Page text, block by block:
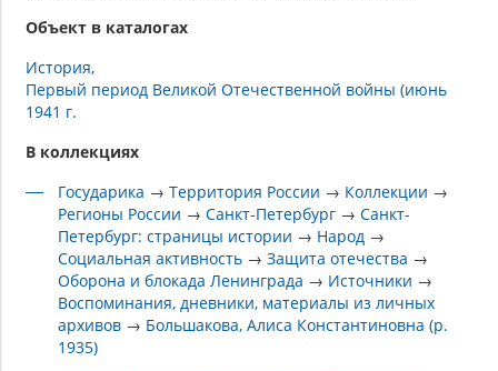
Объект в каталогах
История
Первый период Великой Отечественной войны (июнь
1941 г.
В коллекциях
Государика →Территория России → Коллекции →
Регионы России →Санкт-Петербург →Санкт-
Петербург: страницы истории → Народ →
Социальная активность →Защита отечества →
Оборона и блокада Ленинграда → Источники →
Воспоминания, дневники, материалы из личных
архивов → Большакова, Алиса Константиновна (р.
1935)